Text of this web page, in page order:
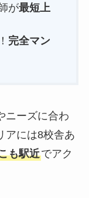
が最短上
完全マン
ニーズに合わ
アには8校舎あ
も駅近でアク